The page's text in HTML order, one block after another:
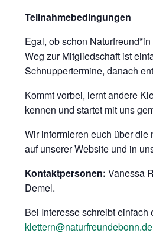
Teilnahmebedingungen
Egal, ob schon
Weg zur Mitgliedschaft ist
Schnuppertermine, danach
Kommt vorbei, lernt andere
kennen und startet mit uns
Wir informieren euch über die
auf unserer Website und in
Kontaktpersonen: Vanessa
Demel.
Bei Interesse schreibt einfach
klettern@naturfreundebonn.de